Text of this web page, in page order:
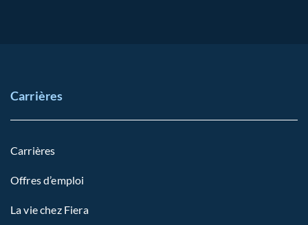
Carrières
Carrières
Offres d’emploi
La vie chez Fiera